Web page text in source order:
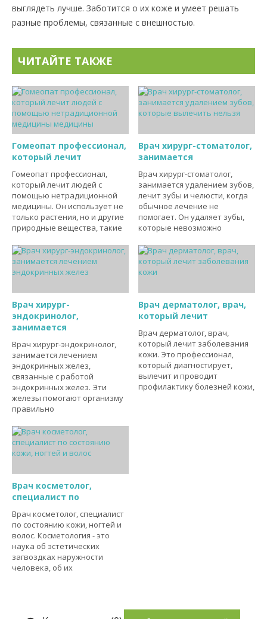
выглядеть лучше. Заботится о их коже и умеет решать
разные проблемы, связанные с внешностью.
ЧИТАЙТЕ ТАКЖЕ
Гомеопат профессионал,
который лечит
Гомеопат профессионал,
который лечит людей с
помощью нетрадиционной
медицины. Он использует не
только растения, но и другие
природные вещества, такие
Врач хирург-стоматолог,
занимается
Врач хирург-стоматолог,
занимается удалением зубов,
лечит зубы и челюсти, когда
обычное лечение не
помогает. Он удаляет зубы,
которые невозможно
Врач хирург-
эндокринолог,
занимается
Врач хирург-эндокринолог,
занимается лечением
эндокринных желез,
связанные с работой
эндокринных желез. Эти
железы помогают организму
правильно
Врач дерматолог, врач,
который лечит
Врач дерматолог, врач,
который лечит заболевания
кожи. Это профессионал,
который диагностирует,
вылечит и проводит
профилактику болезней кожи,
Врач косметолог,
специалист по
Врач косметолог, специалист
по состоянию кожи, ногтей и
волос. Косметология - это
наука об эстетических
загвоздках наружности
человека, об их